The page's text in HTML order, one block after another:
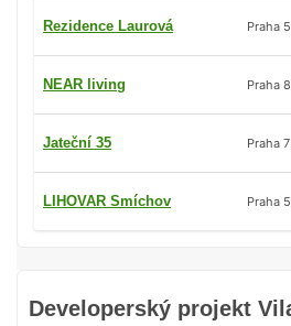
Developerský projekt
Rezidence Laurová Praha 5
NEAR living Praha 8
Jateční 35 Praha 7
LIHOVAR Smíchov Praha 5